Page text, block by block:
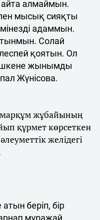
алмаймын.
мысық сияқты
адаммын.
Солай
қоятын. Ол
жынымды
Жүнісова.
марқұм жұбайының
құрмет көрсеткен
желідегі
беріп, бір